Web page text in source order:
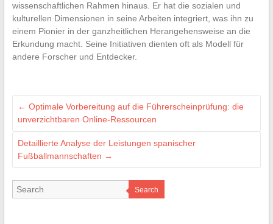
wissenschaftlichen Rahmen hinaus. Er hat die sozialen und
kulturellen Dimensionen in seine Arbeiten integriert, was ihn zu
einem Pionier in der ganzheitlichen Herangehensweise an die
Erkundung macht. Seine Initiativen dienten oft als Modell für
andere Forscher und Entdecker.
← Optimale Vorbereitung auf die Führerscheinprüfung: die
unverzichtbaren Online-Ressourcen
Detaillierte Analyse der Leistungen spanischer
Fußballmannschaften →
Search